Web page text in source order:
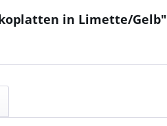
in Limette/Gelb"